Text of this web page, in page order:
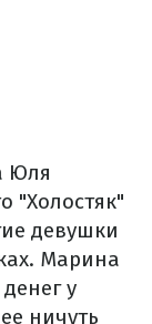
Юля
"Холостяк"
девушки
Марина
у
ничуть